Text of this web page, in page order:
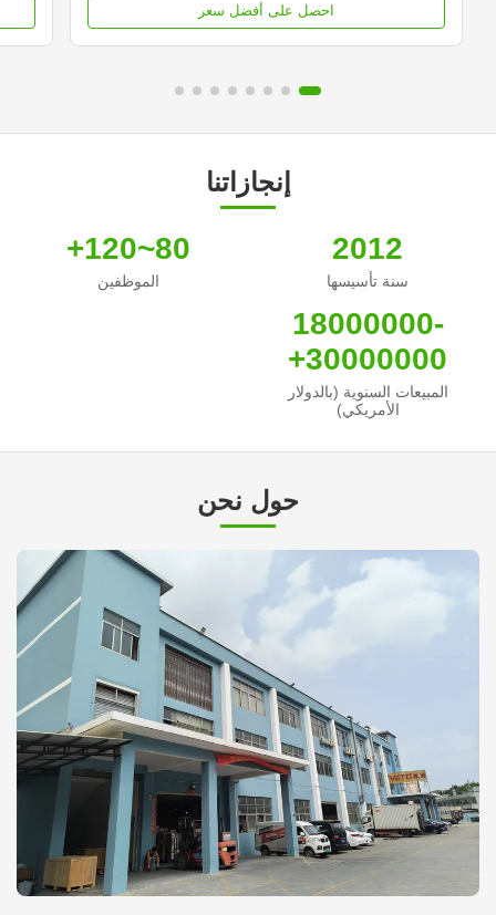
Display dimension 585.6mm *48.19mm Display
احصل على أفضل سعر
إنجازاتنا
2012
سنة تأسيسها
80~120+
الموظفين
18000000-
30000000+
المبيعات السنوية (بالدولار
الأمريكي)
حول نحن